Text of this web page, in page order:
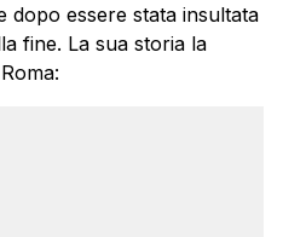
dopo essere stata insultata
fine. La sua storia la